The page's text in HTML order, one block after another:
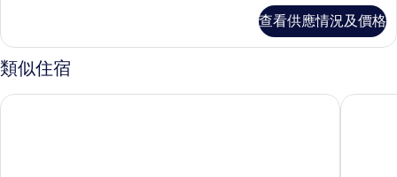
床
的
片
床
房
的
相
或
雙
床
詳
查看供應情況及價格
類似住宿
里亞托酒店 巴西諾